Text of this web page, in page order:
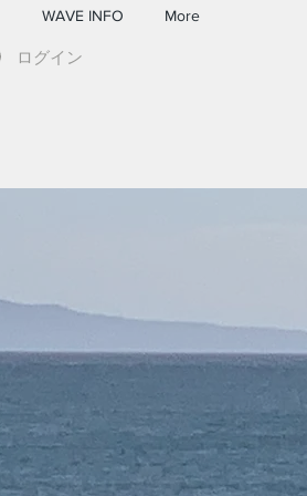
WAVE INFO More
ログイン